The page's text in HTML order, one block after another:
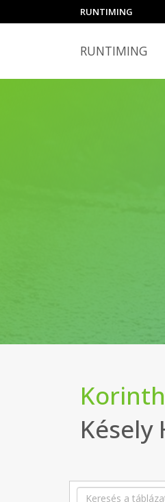
RUNTIMING
RUNTIMING
Késely
Search